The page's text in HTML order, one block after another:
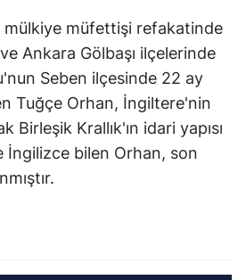
mülkiye müfettişi refakatinde
Ankara Gölbaşı ilçelerinde
Seben ilçesinde 22 ay
Tuğçe Orhan, İngiltere'nin
Krallık'ın idari yapısı
İngilizce bilen Orhan, son